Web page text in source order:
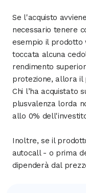
Se l'acquisto
necessario tenere
esempio il prodotto
toccata alcuna
rendimento
protezione, allora il
Chi l’ha acquistato
plusvalenza lorda
allo 0%
Inoltre, se il
autocall - o prima
dipenderà dal